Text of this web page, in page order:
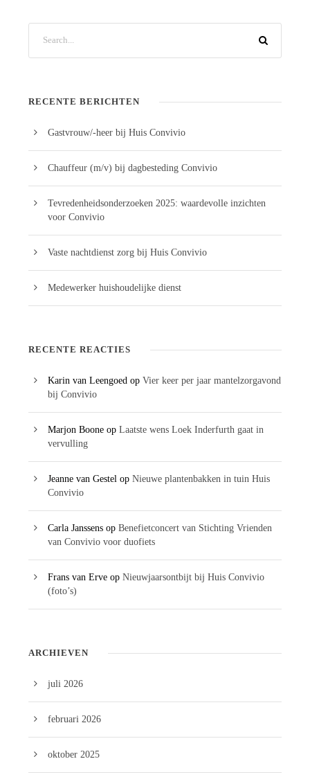
RECENTE BERICHTEN
Gastvrouw/-heer bij Huis Convivio
Chauffeur (m/v) bij dagbesteding Convivio
Tevredenheidsonderzoeken 2025: waardevolle inzichten
voor Convivio
Vaste nachtdienst zorg bij Huis Convivio
Medewerker huishoudelijke dienst
RECENTE REACTIES
Karin van Leengoed op Vier keer per jaar mantelzorgavond
bij Convivio
Marjon Boone op Laatste wens Loek Inderfurth gaat in
vervulling
Jeanne van Gestel op Nieuwe plantenbakken in tuin Huis
Convivio
Carla Janssens op Benefietconcert van Stichting Vrienden
van Convivio voor duofiets
Frans van Erve op Nieuwjaarsontbijt bij Huis Convivio
(foto’s)
ARCHIEVEN
juli 2026
februari 2026
oktober 2025